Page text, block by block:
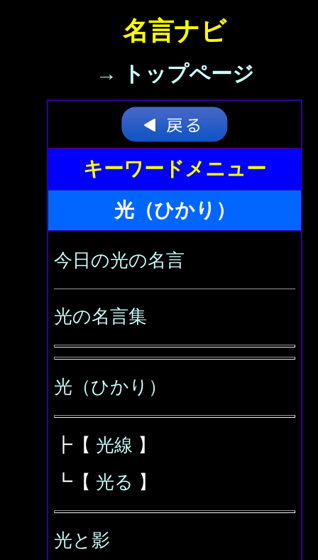
名言ナビ
→ トップページ
キーワードメニュー
光（ひかり）
今日の光の名言
光の名言集
光（ひかり）
┣【 光線 】
┗【 光る 】
光と影